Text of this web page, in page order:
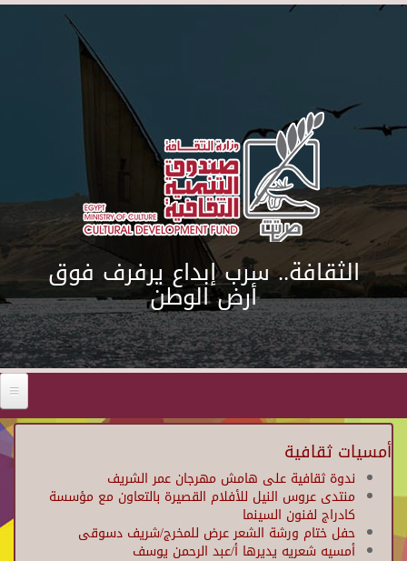
Skip to main content
الثقافة.. سرب إبداع يرفرف فوق
أرض الوطن
أمسيات ثقافية
ندوة ثقافية على هامش مهرجان عمر الشريف
منتدى عروس النيل للأفلام القصيرة بالتعاون مع مؤسسة
كادراج لفنون السينما
حفل ختام ورشة الشعر عرض للمخرج/شريف دسوقى
أمسيه شعريه يديرها أ/عبد الرحمن يوسف